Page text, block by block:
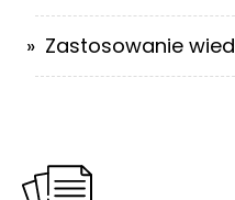
Zastosowanie